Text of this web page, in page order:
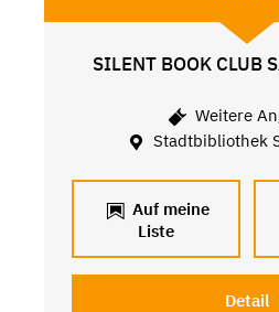
SILENT BOOK CLUB
Weitere
Stadtbibliothek
Auf meine
Liste
Detail